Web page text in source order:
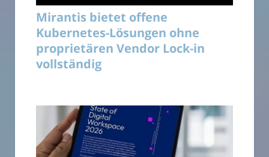
Mirantis bietet offene
Kubernetes-Lösungen ohne
proprietären Vendor Lock-in
vollständig